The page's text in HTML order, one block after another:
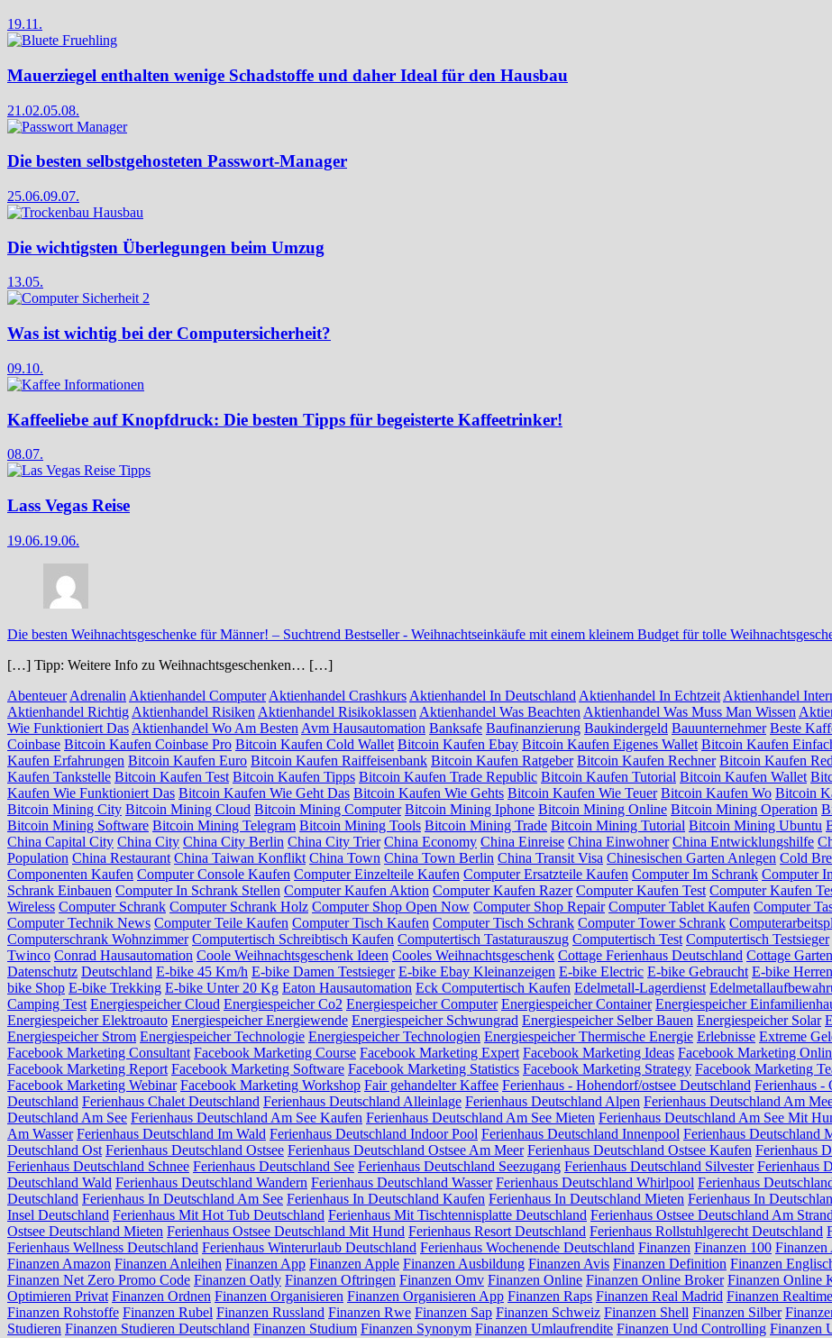
19.11.
Mauerziegel enthalten wenige Schadstoffe und daher Ideal für den Hausbau
21.02.05.08.
Die besten selbstgehosteten Passwort-Manager
25.06.09.07.
Die wichtigsten Überlegungen beim Umzug
13.05.
Was ist wichtig bei der Computersicherheit?
09.10.
Kaffeeliebe auf Knopfdruck: Die besten Tipps für begeisterte Kaffeetrinker!
08.07.
Lass Vegas Reise
19.06.19.06.
Die besten Weihnachtsgeschenke für Männer! – Suchtrend Bestseller- Weihnachtseinkäufe mit einem kleinem Budget für tolle
[…] Tipp: Weitere Info zu Weihnachtsgeschenken… […]
Abenteuer Adrenalin Aktienhandel Computer Aktienhandel Crashkurs Aktienhandel In Deutschland Aktienhandel In Echtzeit Aktienhandel
Aktienhandel Richtig Aktienhandel Risiken Aktienhandel Risikoklassen Aktienhandel Was Beachten Aktienhandel Was Muss Man Wissen
Wie Funktioniert Das Aktienhandel Wo Am Besten Avm Hausautomation Banksafe Baufinanzierung Baukindergeld Bauunternehmer Beste
Coinbase Bitcoin Kaufen Coinbase Pro Bitcoin Kaufen Cold Wallet Bitcoin Kaufen Ebay Bitcoin Kaufen Eigenes Wallet Bitcoin Kaufen
Kaufen Erfahrungen Bitcoin Kaufen Euro Bitcoin Kaufen Raiffeisenbank Bitcoin Kaufen Ratgeber Bitcoin Kaufen Rechner Bitcoin Kaufen
Kaufen Tankstelle Bitcoin Kaufen Test Bitcoin Kaufen Tipps Bitcoin Kaufen Trade Republic Bitcoin Kaufen Tutorial Bitcoin Kaufen Wallet
Kaufen Wie Funktioniert Das Bitcoin Kaufen Wie Geht Das Bitcoin Kaufen Wie Gehts Bitcoin Kaufen Wie Teuer Bitcoin Kaufen Wo Bitcoin
Bitcoin Mining City Bitcoin Mining Cloud Bitcoin Mining Computer Bitcoin Mining Iphone Bitcoin Mining Online Bitcoin Mining Operation
Bitcoin Mining Software Bitcoin Mining Telegram Bitcoin Mining Tools Bitcoin Mining Trade Bitcoin Mining Tutorial Bitcoin Mining Ubuntu
China Capital City China City China City Berlin China City Trier China Economy China Einreise China Einwohner China Entwicklungshilfe
Population China Restaurant China Taiwan Konflikt China Town China Town Berlin China Transit Visa Chinesischen Garten Anlegen Cold
Componenten Kaufen Computer Console Kaufen Computer Einzelteile Kaufen Computer Ersatzteile Kaufen Computer Im Schrank Computer
Schrank Einbauen Computer In Schrank Stellen Computer Kaufen Aktion Computer Kaufen Razer Computer Kaufen Test Computer Kaufen
Wireless Computer Schrank Computer Schrank Holz Computer Shop Open Now Computer Shop Repair Computer Tablet Kaufen Computer
Computer Technik News Computer Teile Kaufen Computer Tisch Kaufen Computer Tisch Schrank Computer Tower Schrank
Computerschrank Wohnzimmer Computertisch Schreibtisch Kaufen Computertisch Tastaturauszug Computertisch Test Computertisch Testsieger
Twinco Conrad Hausautomation Coole Weihnachtsgeschenk Ideen Cooles Weihnachtsgeschenk Cottage Ferienhaus Deutschland Cottage
Datenschutz Deutschland E-bike 45 Km/h E-bike Damen Testsieger E-bike Ebay Kleinanzeigen E-bike Electric E-bike Gebraucht E-bike Herren
bike Shop E-bike Trekking E-bike Unter 20 Kg Eaton Hausautomation Eck Computertisch Kaufen Edelmetall-Lagerdienst
Camping Test Energiespeicher Cloud Energiespeicher Co2 Energiespeicher Computer Energiespeicher Container Energiespeicher
Energiespeicher Elektroauto Energiespeicher Energiewende Energiespeicher Schwungrad Energiespeicher Selber Bauen Energiespeicher Solar
Energiespeicher Strom Energiespeicher Technologie Energiespeicher Technologien Energiespeicher Thermische Energie Erlebnisse Extreme
Facebook Marketing Consultant Facebook Marketing Course Facebook Marketing Expert Facebook Marketing Ideas Facebook Marketing
Facebook Marketing Report Facebook Marketing Software Facebook Marketing Statistics Facebook Marketing Strategy Facebook Marketing
Facebook Marketing Webinar Facebook Marketing Workshop Fair gehandelter Kaffee Ferienhaus - Hohendorf/ostsee Deutschland Ferienhaus -
Deutschland Ferienhaus Chalet Deutschland Ferienhaus Deutschland Alleinlage Ferienhaus Deutschland Alpen Ferienhaus Deutschland Am
Deutschland Am See Ferienhaus Deutschland Am See Kaufen Ferienhaus Deutschland Am See Mieten Ferienhaus Deutschland Am See Mit
Am Wasser Ferienhaus Deutschland Im Wald Ferienhaus Deutschland Indoor Pool Ferienhaus Deutschland Innenpool Ferienhaus Deutschland
Deutschland Ost Ferienhaus Deutschland Ostsee Ferienhaus Deutschland Ostsee Am Meer Ferienhaus Deutschland Ostsee Kaufen Ferienhaus
Ferienhaus Deutschland Schnee Ferienhaus Deutschland See Ferienhaus Deutschland Seezugang Ferienhaus Deutschland Silvester Ferienhaus
Deutschland Wald Ferienhaus Deutschland Wandern Ferienhaus Deutschland Wasser Ferienhaus Deutschland Whirlpool Ferienhaus
Deutschland Ferienhaus In Deutschland Am See Ferienhaus In Deutschland Kaufen Ferienhaus In Deutschland Mieten Ferienhaus In
Insel Deutschland Ferienhaus Mit Hot Tub Deutschland Ferienhaus Mit Tischtennisplatte Deutschland Ferienhaus Ostsee Deutschland Am Strand
Ostsee Deutschland Mieten Ferienhaus Ostsee Deutschland Mit Hund Ferienhaus Resort Deutschland Ferienhaus Rollstuhlgerecht Deutschland
Ferienhaus Wellness Deutschland Ferienhaus Winterurlaub Deutschland Ferienhaus Wochenende Deutschland Finanzen Finanzen 100 Finanzen
Finanzen Amazon Finanzen Anleihen Finanzen App Finanzen Apple Finanzen Ausbildung Finanzen Avis Finanzen Definition Finanzen
Finanzen Net Zero Promo Code Finanzen Oatly Finanzen Oftringen Finanzen Omv Finanzen Online Finanzen Online Broker Finanzen Online
Optimieren Privat Finanzen Ordnen Finanzen Organisieren Finanzen Organisieren App Finanzen Raps Finanzen Real Madrid Finanzen Realtime
Finanzen Rohstoffe Finanzen Rubel Finanzen Russland Finanzen Rwe Finanzen Sap Finanzen Schweiz Finanzen Shell Finanzen Silber
Studieren Finanzen Studieren Deutschland Finanzen Studium Finanzen Synonym Finanzen Umlaufrendite Finanzen Und Controlling Finanzen